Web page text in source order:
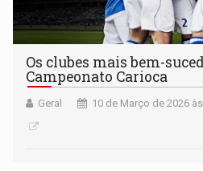
Os clubes mais bem-
Campeonato Carioca
Geral 10 de Março de 2026